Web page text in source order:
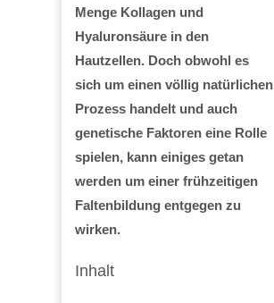
Menge Kollagen und
Hyaluronsäure in den
Hautzellen. Doch obwohl es
sich um einen völlig natürlichen
Prozess handelt und auch
genetische Faktoren eine Rolle
spielen, kann einiges getan
werden um einer frühzeitigen
Faltenbildung entgegen zu
wirken.
Inhalt